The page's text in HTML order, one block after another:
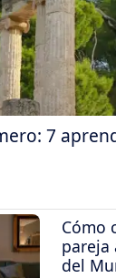
7
Cómo
pareja
del